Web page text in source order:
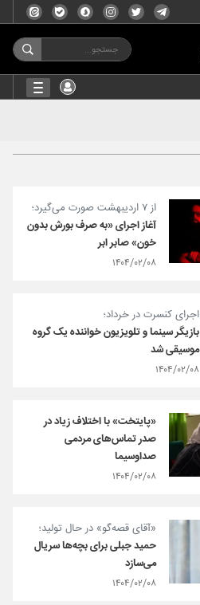
از ۷ اردیبهشت صورت می‌گیرد؛
آغاز اجرای «به صرف بورش بدون
خون» صابر ابر
۱۴۰۴/۰۲/۰۸
اجرای کنسرت در خرداد؛
بازیگر سینما و تلویزیون خواننده یک گروه
موسیقی شد
۱۴۰۴/۰۲/۰۸
«پایتخت» با اختلاف زیاد در
صدر تماس‌های مردمی
صداوسیما
۱۴۰۴/۰۲/۰۸
«آقای قصه‌گو» در حال تولید؛
حمید جبلی برای بچه‌ها سریال
می‌سازد
۱۴۰۴/۰۲/۰۸